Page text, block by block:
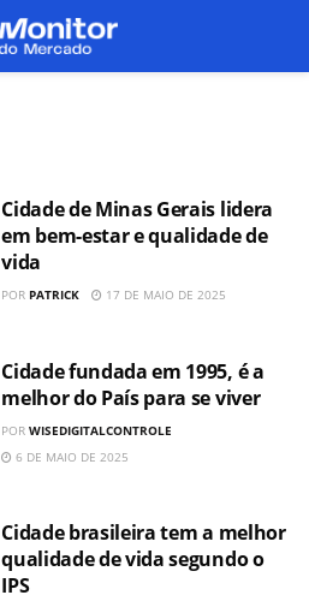
Cidade de Minas Gerais lidera
em bem-estar e qualidade de
vida
POR PATRICK 17 DE MAIO DE 2025
Cidade fundada em 1995, é a
melhor do País para se viver
POR WISEDIGITALCONTROLE
6 DE MAIO DE 2025
Cidade brasileira tem a melhor
qualidade de vida segundo o
IPS